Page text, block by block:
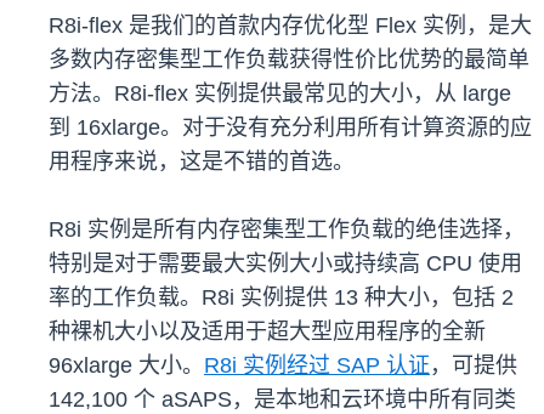
R8i-flex 是我们的首款内存优化型 Flex 实例，是大
多数内存密集型工作负载获得性价比优势的最简单
方法。R8i-flex 实例提供最常见的大小，从 large
到 16xlarge。对于没有充分利用所有计算资源的应
用程序来说，这是不错的首选。
R8i 实例是所有内存密集型工作负载的绝佳选择，
特别是对于需要最大实例大小或持续高 CPU 使用
率的工作负载。R8i 实例提供 13 种大小，包括 2
种裸机大小以及适用于超大型应用程序的全新
96xlarge 大小。 R8i 实例经过 SAP 认证 ，可提供
142,100 个 aSAPS，是本地和云环境中所有同类